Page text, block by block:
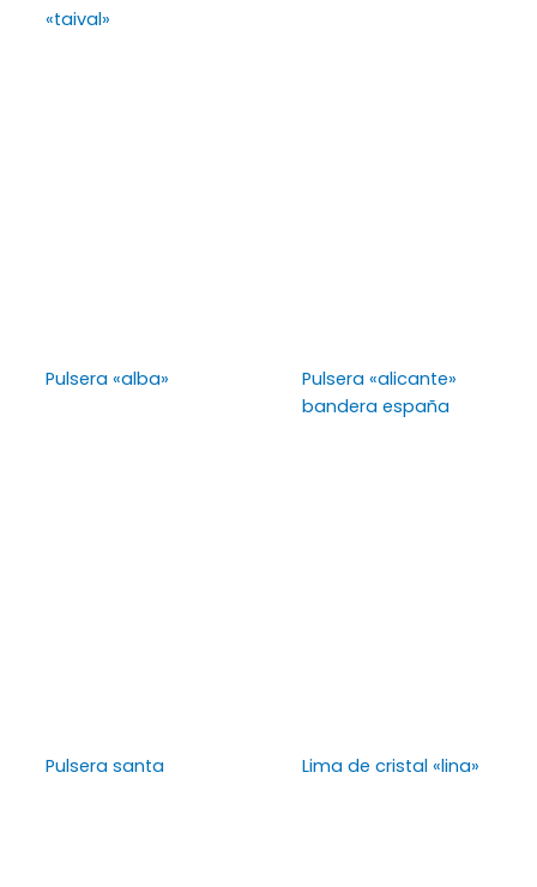
«taival»
Pulsera «alba»
Pulsera «alicante»
bandera españa
Pulsera santa Lima de cristal «lina»